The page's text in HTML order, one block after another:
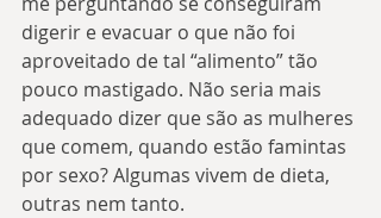
digerir e evacuar o que não foi
aproveitado de tal “alimento” tão
pouco mastigado. Não seria mais
adequado dizer que são as mulheres
que comem, quando estão famintas
por sexo? Algumas vivem de dieta,
outras nem tanto.